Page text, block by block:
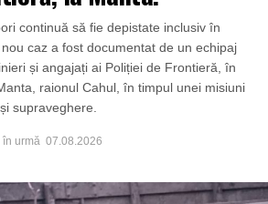
continuă să fie depistate inclusiv în
caz a fost documentat de un echipaj
și angajați ai Poliției de Frontieră, în
raionul Cahul, în timpul unei misiuni
supraveghere.
în urmă 07.08.2026